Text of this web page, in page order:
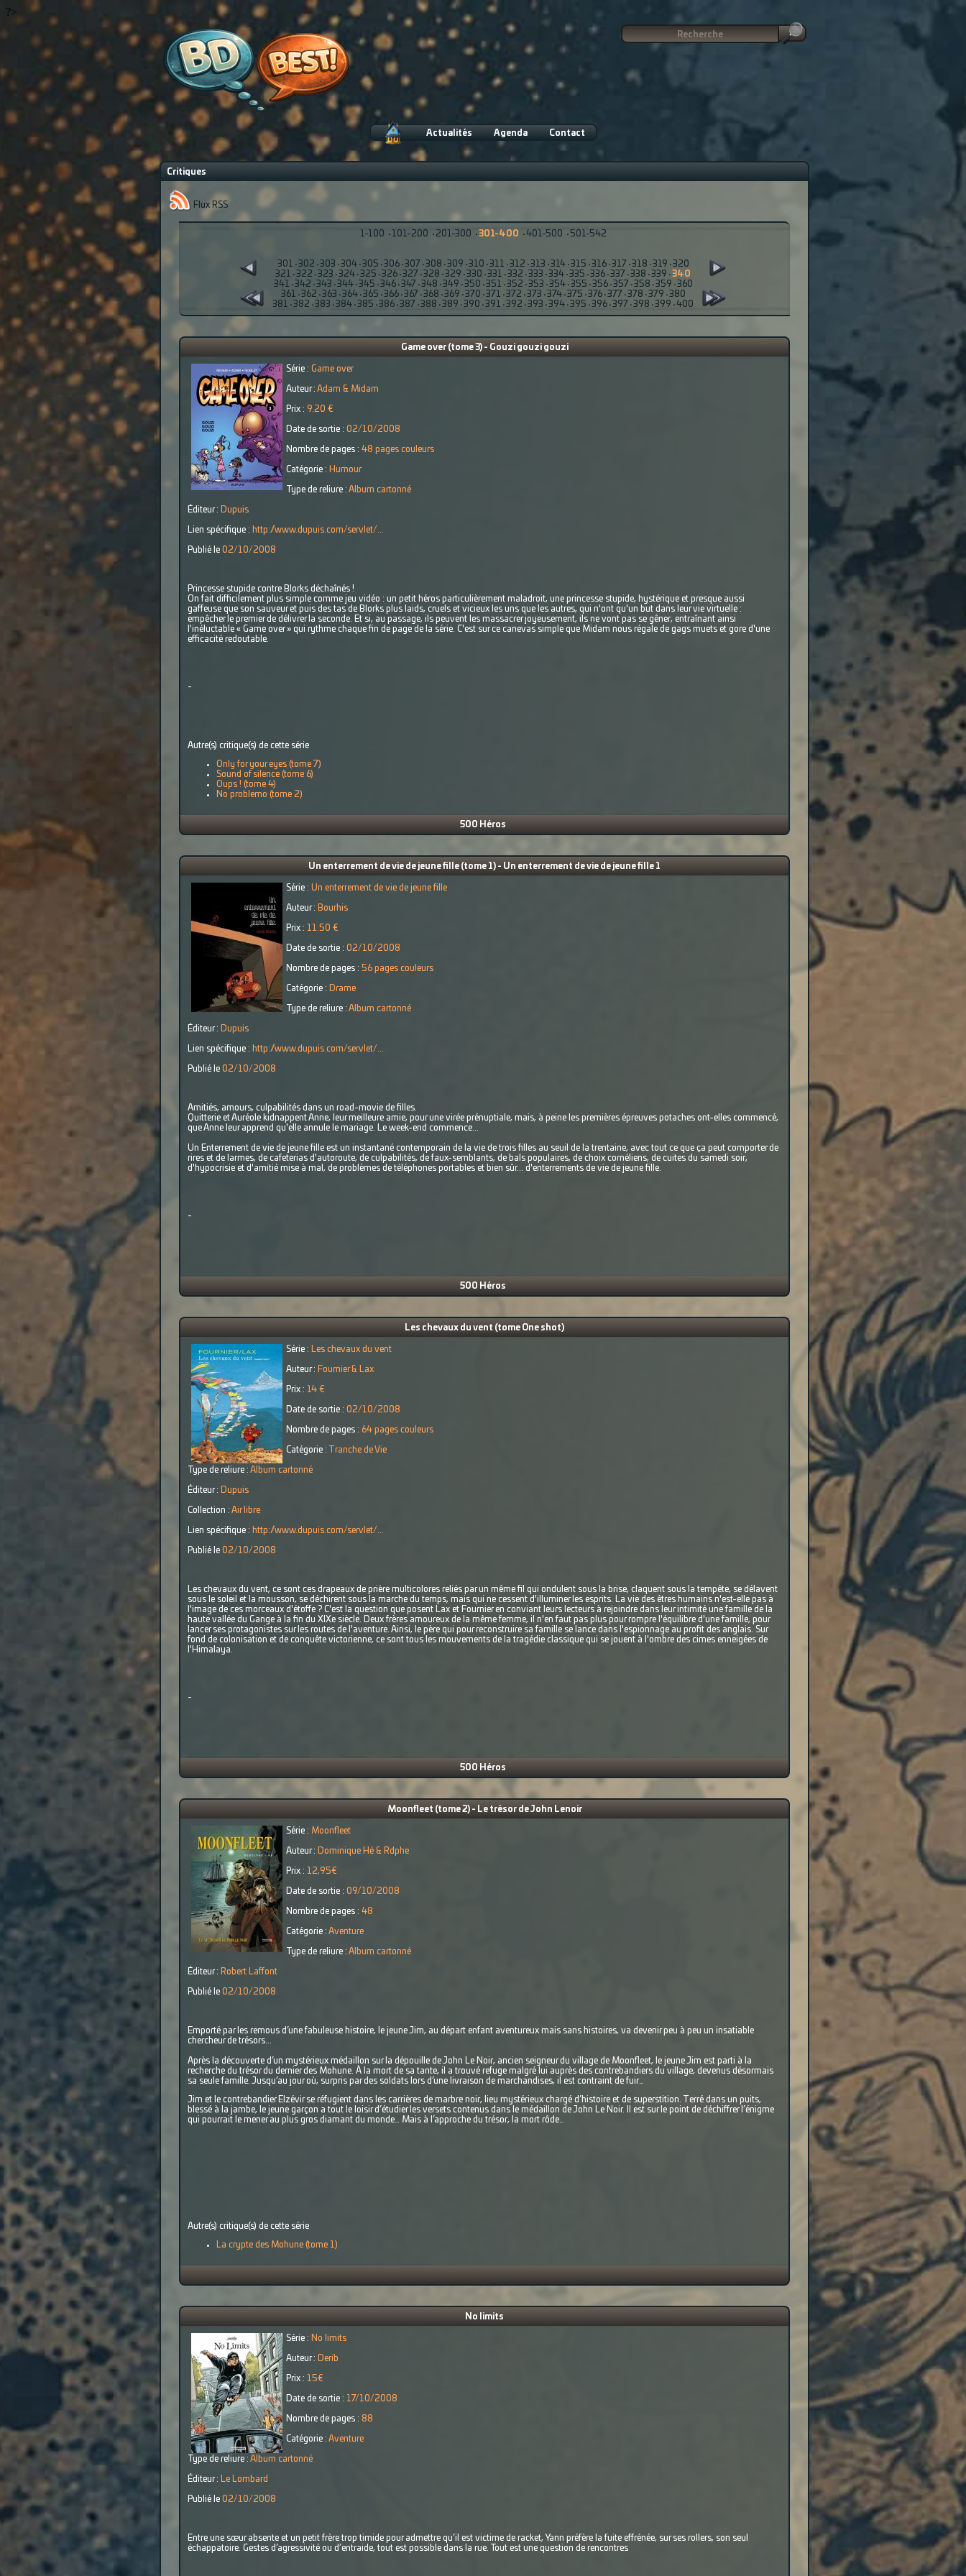
?>
Actualités Agenda Contact
Critiques
Flux RSS
1-100 · 101-200 · 201-300 · 301-400 · 401-500 · 501-542
301 · 302 · 303 · 304 · 305 · 306 · 307 · 308 · 309 · 310 · 311 · 312 · 313 · 314 · 315 · 316 · 317 · 318 · 319 · 320
321
· 322 · 323 · 324 · 325 · 326 · 327 · 328 · 329 · 330 · 331 · 332 · 333 · 334 · 335 · 336 · 337 · 338 · 339 ·340
341
· 342 · 343 · 344 · 345 · 346 · 347 · 348 · 349 · 350 · 351 · 352 · 353 · 354 · 355 · 356 · 357 · 358 · 359 · 360
361
· 362 · 363 · 364 · 365 · 366 · 367 · 368 · 369 · 370 · 371 · 372 · 373 · 374 · 375 · 376 · 377 · 378 · 379 · 380
381
· 382 · 383 · 384 · 385 · 386 · 387 · 388 · 389 · 390 · 391 · 392 · 393 · 394 · 395 · 396 · 397 · 398 · 399 ·400
Game over (tome 3) - Gouzi gouzi gouzi
Série : Game over
Auteur : Adam & Midam
Prix : 9.20 €
Date de sortie : 02/10/2008
Nombre de pages : 48 pages couleurs
Catégorie : Humour
Type de reliure : Album cartonné
Éditeur : Dupuis
Lien spécifique : http://www.dupuis.com/servlet/...
Publié le 02/10/2008
Princesse stupide contre Blorks déchaînés !
On fait difficilement plus simple comme jeu vidéo : un petit héros particulièrement maladroit, une princesse stupide, hystérique et presque aussi
gaffeuse que son sauveur et puis des tas de Blorks plus laids, cruels et vicieux les uns que les autres, qui n'ont qu'un but dans leur vie virtuelle :
empêcher le premier de délivrer la seconde. Et si, au passage, ils peuvent les massacrer joyeusement, ils ne vont pas se gêner, entraînant ainsi
l'inéluctable « Game over » qui rythme chaque fin de page de la série. C'est sur ce canevas simple que Midam nous régale de gags muets et gore d'une
efficacité redoutable.
-
Autre(s) critique(s) de cette série
Only for your eyes (tome 7)
Sound of silence (tome 6)
Oups ! (tome 4)
No problemo (tome 2)
500 Héros
Un enterrement de vie de jeune fille (tome 1) - Un enterrement de vie de jeune fille 1
Série : Un enterrement de vie de jeune fille
Auteur : Bourhis
Prix : 11.50 €
Date de sortie : 02/10/2008
Nombre de pages : 56 pages couleurs
Catégorie : Drame
Type de reliure : Album cartonné
Éditeur : Dupuis
Lien spécifique : http://www.dupuis.com/servlet/...
Publié le 02/10/2008
Amitiés, amours, culpabilités dans un road-movie de filles.
Quitterie et Auréole kidnappent Anne, leur meilleure amie, pour une virée prénuptiale, mais, à peine les premières épreuves potaches ont-elles commencé,
que Anne leur apprend qu'elle annule le mariage. Le week-end commence...
Un Enterrement de vie de jeune fille est un instantané contemporain de la vie de trois filles au seuil de la trentaine, avec tout ce que ça peut comporter de
rires et de larmes, de cafeterias d'autoroute, de culpabilités, de faux-semblants, de bals populaires, de choix cornéliens, de cuites du samedi soir,
d'hypocrisie et d'amitié mise à mal, de problèmes de téléphones portables et bien sûr... d'enterrements de vie de jeune fille.
-
500 Héros
Les chevaux du vent (tome One shot)
Série : Les chevaux du vent
Auteur : Fournier & Lax
Prix : 14 €
Date de sortie : 02/10/2008
Nombre de pages : 64 pages couleurs
Catégorie : Tranche de Vie
Type de reliure : Album cartonné
Éditeur : Dupuis
Collection : Air libre
Lien spécifique : http://www.dupuis.com/servlet/...
Publié le 02/10/2008
Les chevaux du vent, ce sont ces drapeaux de prière multicolores reliés par un même fil qui ondulent sous la brise, claquent sous la tempête, se délavent
sous le soleil et la mousson, se déchirent sous la marche du temps, mais qui ne cessent d'illuminer les esprits. La vie des êtres humains n'est-elle pas à
l'image de ces morceaux d'étoffe ? C'est la question que posent Lax et Fournier en conviant leurs lecteurs à rejoindre dans leur intimité une famille de la
haute vallée du Gange à la fin du XIXe siècle. Deux frères amoureux de la même femme, il n'en faut pas plus pour rompre l'équilibre d'une famille, pour
lancer ses protagonistes sur les routes de l'aventure. Ainsi, le père qui pour reconstruire sa famille se lance dans l'espionnage au profit des anglais. Sur
fond de colonisation et de conquête victorienne, ce sont tous les mouvements de la tragédie classique qui se jouent à l'ombre des cimes enneigées de
l'Himalaya.
-
500 Héros
Moonfleet (tome 2) - Le trésor de John Lenoir
Série : Moonfleet
Auteur : Dominique Hé & Rdphe
Prix : 12,95€
Date de sortie : 09/10/2008
Nombre de pages : 48
Catégorie : Aventure
Type de reliure : Album cartonné
Éditeur : Robert Laffont
Publié le 02/10/2008
Emporté par les remous d’une fabuleuse histoire, le jeune Jim, au départ enfant aventureux mais sans histoires, va devenir peu à peu un insatiable
chercheur de trésors...
Après la découverte d’un mystérieux médaillon sur la dépouille de John Le Noir, ancien seigneur du village de Moonfleet, le jeune Jim est parti à la
recherche du trésor du dernier des Mohune. À la mort de sa tante, il a trouvé refuge malgré lui auprès des contrebandiers du village, devenus désormais
sa seule famille. Jusqu’au jour où, surpris par des soldats lors d’une livraison de marchandises, il est contraint de fuir…
Jim et le contrebandier Elzévir se réfugient dans les carrières de marbre noir, lieu mystérieux chargé d’histoire et de superstition. Terré dans un puits,
blessé à la jambe, le jeune garçon a tout le loisir d’étudier les versets contenus dans le médaillon de John Le Noir. Il est sur le point de déchiffrer l’énigme
qui pourrait le mener au plus gros diamant du monde… Mais à l’approche du trésor, la mort rôde…
Autre(s) critique(s) de cette série
La crypte des Mohune (tome 1)
No limits
Série : No limits
Auteur : Derib
Prix : 15€
Date de sortie : 17/10/2008
Nombre de pages : 88
Catégorie : Aventure
Type de reliure : Album cartonné
Éditeur : Le Lombard
Publié le 02/10/2008
Entre une sœur absente et un petit frère trop timide pour admettre qu’il est victime de racket, Yann préfère la fuite effrénée, sur ses rollers, son seul
échappatoire. Gestes d’agressivité ou d’entraide, tout est possible dans la rue. Tout est une question de rencontres